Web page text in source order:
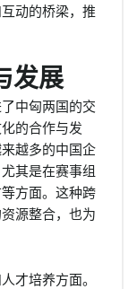
动的桥梁，推
发展
中匈两国的交
的合作与发
越多的中国企
其是在赛事组
方面。这种跨
源整合，也为
才培养方面。